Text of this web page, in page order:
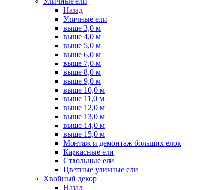
Назад
Уличные ели
выше 3,0 м
выше 4,0 м
выше 5,0 м
выше 6,0 м
выше 7,0 м
выше 8,0 м
выше 9,0 м
выше 10,0 м
выше 11,0 м
выше 12,0 м
выше 13,0 м
выше 14,0 м
выше 15,0 м
Монтаж и демонтаж больших елок
Каркасные ели
Ствольные ели
Цветные уличные ели
Хвойный декор
Назад